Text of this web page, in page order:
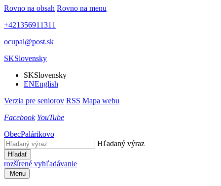
Rovno na obsah Rovno na menu
+421356911311
ocupal@post.sk
SKSlovensky
SKSlovensky
ENEnglish
Verzia pre seniorov RSS Mapa webu
Facebook YouTube
ObecPalárikovo
Hľadaný výraz
Hľadať
rozšírené vyhľadávanie
Menu